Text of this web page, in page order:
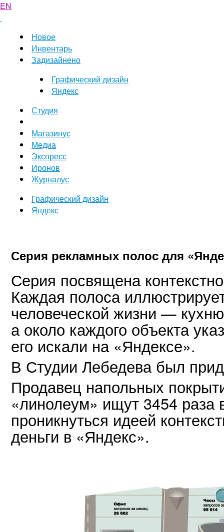
EN
Новое
Инвентарь
Задизайнено
Графический дизайн
Яндекс
Студия
Магазинус
Медиа
Экспресс
Иронов
Журналус
Графический дизайн
Яндекс
Серия рекламных полос для
Серия посвящена
Каждая полоса
человеческой жизни —
а около каждого объекта
его искали на «Яндексе».
В Студии Лебедева был
Продавец напольных
«линолеум» ищут 3454 раза
проникнуться идеей
деньги в «Яндекс».